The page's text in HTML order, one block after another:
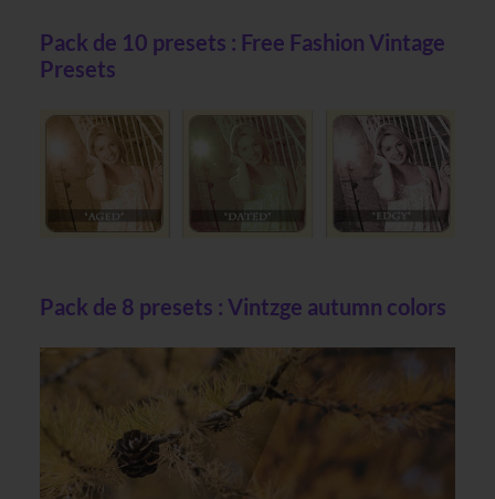
Pack de 10 presets : Free Fashion Vintage
Presets
Pack de 8 presets : Vintzge autumn colors